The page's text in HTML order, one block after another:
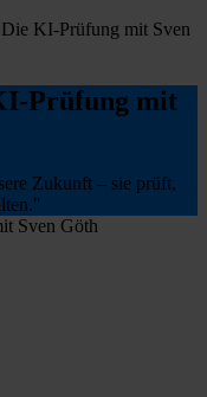
KI-Prüfung mit Sven
Prüfung mit
Zukunft – sie prüft,